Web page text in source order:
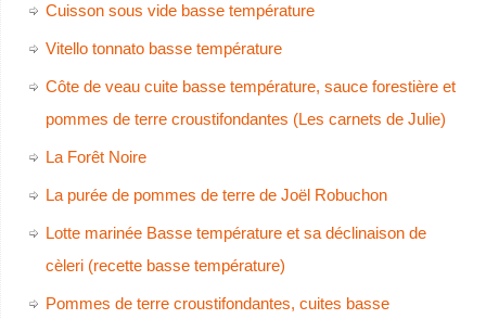
Cuisson sous vide basse température
Vitello tonnato basse température
Côte de veau cuite basse température, sauce forestière et
pommes de terre croustifondantes (Les carnets de Julie)
La Forêt Noire
La purée de pommes de terre de Joël Robuchon
Lotte marinée Basse température et sa déclinaison de
cèleri (recette basse température)
Pommes de terre croustifondantes, cuites basse